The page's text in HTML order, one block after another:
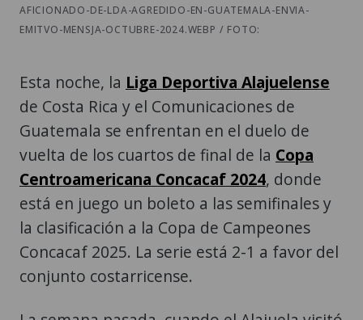
AFICIONADO-DE-LDA-AGREDIDO-EN-GUATEMALA-ENVIA-
EMITVO-MENSJA-OCTUBRE-2024.WEBP / FOTO:
Esta noche, la Liga Deportiva Alajuelense
de Costa Rica y el Comunicaciones de
Guatemala se enfrentan en el duelo de
vuelta de los cuartos de final de la Copa
Centroamericana Concacaf 2024, donde
está en juego un boleto a las semifinales y
la clasificación a la Copa de Campeones
Concacaf 2025. La serie está 2-1 a favor del
conjunto costarricense.